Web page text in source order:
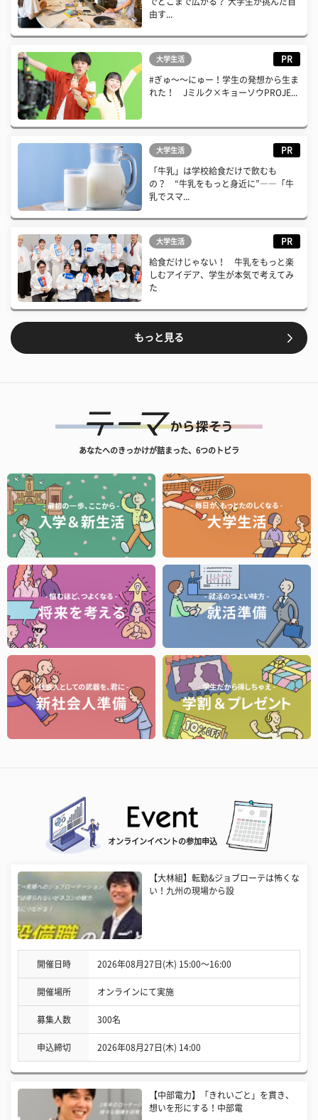
由す...
大学生活 PR
#ぎゅ〜〜にゅー！学生の発想から生ま
れた！ Jミルク×キョーソウPROJE...
大学生活 PR
「牛乳」は学校給食だけで飲むも
の？ “牛乳をもっと身近に”――「牛
乳でスマ...
大学生活 PR
給食だけじゃない！ 牛乳をもっと楽
しむアイデア、学生が本気で考えてみ
た
もっと見る
あなたへのきっかけが詰まった、6つのトビラ
オンラインイベントの参加申込
【大林組】転勤&ジョブローテは怖くな
い！九州の現場から設
開催日時 2026年08月27日(木) 15:00〜16:00
開催場所 オンラインにて実施
募集人数 300名
申込締切 2026年08月27日(木) 14:00
【中部電力】「きれいごと」を貫き、
想いを形にする！中部電